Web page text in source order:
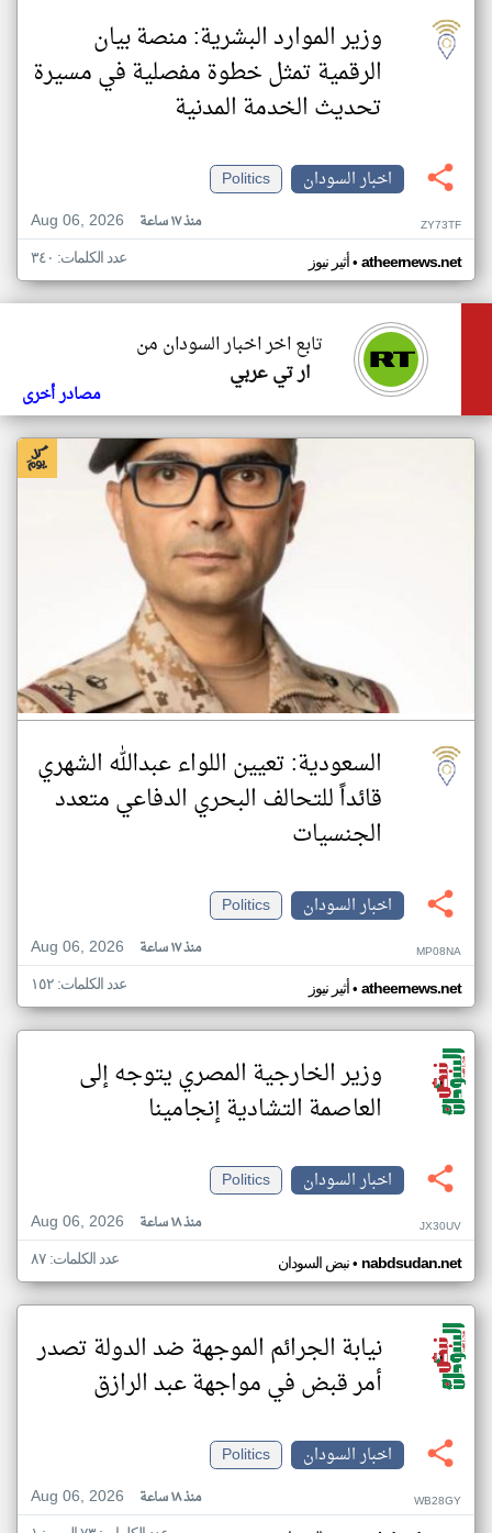
وزير الموارد البشرية: منصة بيان
الرقمية تمثل خطوة مفصلية في مسيرة
تحديث الخدمة المدنية
اخبار السودان
Politics
Aug 06, 2026
منذ ١٧ ساعة ZY73TF
أثير نيوز• atheernews.net عدد الكلمات: ٣٤٠
تابع اخر اخبار السودان من
ار تي عربي
مصادر أخرى
‏السعودية: تعيين اللواء عبدالله الشهري
قائداً للتحالف البحري الدفاعي متعدد
الجنسيات
اخبار السودان
Politics
Aug 06, 2026
منذ ١٧ ساعة MP08NA
أثير نيوز• atheernews.net عدد الكلمات: ١٥٢
وزير الخارجية المصري يتوجه إلى
العاصمة التشادية إنجامينا
اخبار السودان
Politics
Aug 06, 2026
منذ ١٨ ساعة JX30UV
نبض السودان• nabdsudan.net عدد الكلمات: ٨٧
نيابة الجرائم الموجهة ضد الدولة تصدر
أمر قبض في مواجهة عبد الرازق
اخبار السودان
Politics
Aug 06, 2026
منذ ١٨ ساعة WB28GY